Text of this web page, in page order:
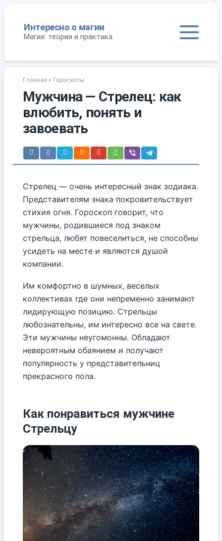
Интересно о магии
Магия: теория и практика
Главная » Гороскопы
Мужчина — Стрелец: как
влюбить, понять и
завоевать
Стрелец — очень интересный знак зодиака.
Представителям знака покровительствует
стихия огня. Гороскоп говорит, что
мужчины, родившиеся под знаком
стрельца, любят повеселиться, не способны
усидеть на месте и являются душой
компании.
Им комфортно в шумных, веселых
коллективах где они непременно занимают
лидирующую позицию. Стрельцы
любознательны, им интересно все на свете.
Эти мужчины неугомонны. Обладают
невероятным обаянием и получают
популярность у представительниц
прекрасного пола.
Как понравиться мужчине
Стрельцу